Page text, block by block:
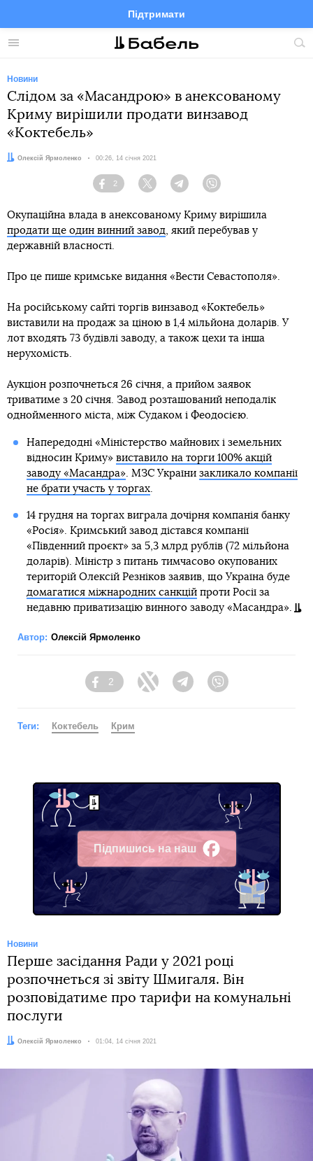
Меню
Підтримати
FacebookTelegramTwitter
Новини
Слідом за «Масандрою» в анексованому
Криму вирішили продати винзавод
«Коктебель»
Автор:
Олексій Ярмоленко Дата:
00:26, 14 січня 2021
Facebook
2
Twitter TelegramViber
Окупаційна влада в анексованому Криму вирішила
продати ще один винний завод, який перебував у
державній власності.
Про це пише кримське видання «Вести Севастополя».
На російському сайті торгів винзавод «Коктебель»
виставили на продаж за ціною в 1,4 мільйона доларів. У
лот входять 73 будівлі заводу, а також цехи та інша
нерухомість.
Аукціон розпочнеться 26 січня, а прийом заявок
триватиме з 20 січня. Завод розташований неподалік
однойменного міста, між Судаком і Феодосією.
Напередодні «Міністерство майнових і земельних
відносин Криму» виставило на торги 100% акцій
заводу «Масандра». МЗС України закликало компанії
не брати участь у торгах.
14 грудня на торгах виграла дочірня компанія банку
«Росія». Кримський завод дістався компанії
«Південний проєкт» за 5,3 млрд рублів (72 мільйона
доларів). Міністр з питань тимчасово окупованих
територій Олексій Резніков заявив, що Україна буде
домагатися міжнародних санкційпроти Росії за
недавню приватизацію винного заводу «Масандра».
Автор: Олексій Ярмоленко
Facebook
2
Twitter TelegramViber
Теги: Коктебель Крим
Підпишись на наш
Facebook
Новини
Перше засідання Ради у 2021 році
розпочнеться зі звіту Шмигаля. Він
розповідатиме про тарифи на комунальні
послуги
Автор:
Олексій Ярмоленко Дата:
01:04, 14 січня 2021